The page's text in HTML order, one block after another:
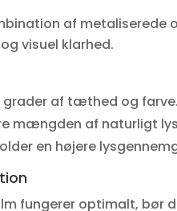
af metaliserede
visuel klarhed.
grader af tæthed og
mængden af naturligt
en højere
fungerer optimalt, bør